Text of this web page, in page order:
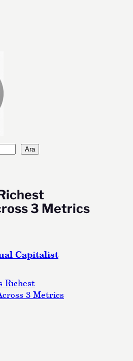
Ara
3 Metrics
Capitalist
Richest
3 Metrics